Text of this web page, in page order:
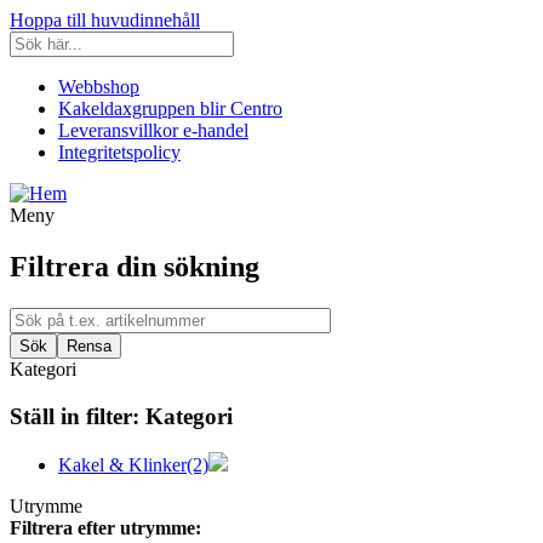
Hoppa till huvudinnehåll
Webbshop
Kakeldaxgruppen blir Centro
Leveransvillkor e-handel
Integritetspolicy
Meny
Filtrera din sökning
Kategori
Ställ in filter: Kategori
Kakel & Klinker(2)
Utrymme
Filtrera efter utrymme: